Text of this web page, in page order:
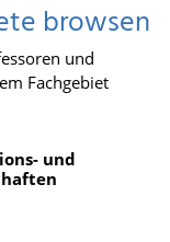
browsen
und
Fachgebiet
und